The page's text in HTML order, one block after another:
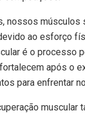
nossos
ao esforço
é o processo
após o
para enfrentar
muscular